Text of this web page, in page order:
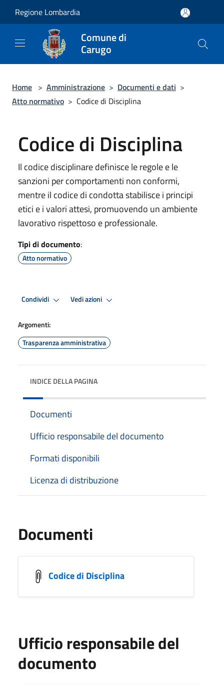
Regione Lombardia
Comune di
Carugo
Home > Amministrazione > Documenti e dati >
Atto normativo > Codice di Disciplina
Codice di Disciplina
Il codice disciplinare definisce le regole e le
sanzioni per comportamenti non conformi,
mentre il codice di condotta stabilisce i principi
etici e i valori attesi, promuovendo un ambiente
lavorativo rispettoso e professionale.
Tipi di documento:
Atto normativo
Condividi Vedi azioni
Argomenti:
Trasparenza amministrativa
INDICE DELLA PAGINA
Documenti
Ufficio responsabile del documento
Formati disponibili
Licenza di distribuzione
Documenti
Codice di Disciplina
Ufficio responsabile del
documento